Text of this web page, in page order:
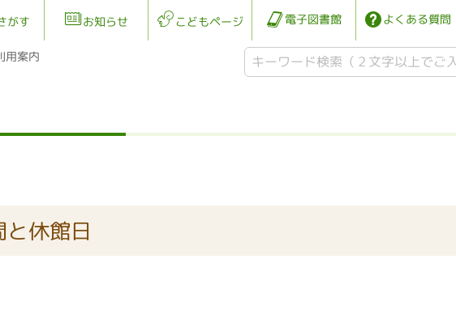
がす お知らせ こどもページ 電子図書館 よくある質問
用案内
休館日